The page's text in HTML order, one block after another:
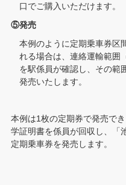
口でご購入いただけます。
⑤発売
本例のように定期乗車券区
れる場合は、連絡運輸範囲
を駅係員が確認し、その範
発売いたします。
本例は1枚の定期券で発売で
学証明書を係員が回収し、「
定期乗車券を発売します。